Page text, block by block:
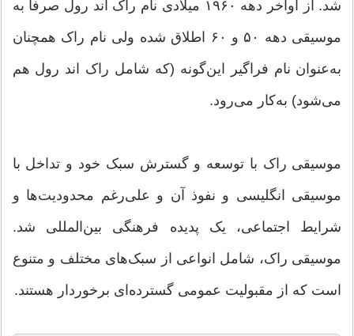
شد. از اواخر دهه ۱۹۶۰ میلادی نام راک اند رول صرفاً به
موسیقی دهه ۵۰ و ۶۰ اطلاق شده ولی نام راک همچنان
به‌عنوان نام فراگیر این‌گونه (که شامل راک اند رول هم
می‌شود) به‌کار می‌رود.
موسیقی راک با توسعه و گسترش سبک خود و تداخل با
موسیقی انگلیسی و نفوذ آن و علی‌رغم محدودیت‌ها و
شرایط اجتماعی، یک پدیده فرهنگی بین‌المللی شد.
موسیقی راک، شامل انواعی از سبک‌های مختلف و متنوع
است که از مقبولیت عمومی گسترده‌ای برخوردار هستند.